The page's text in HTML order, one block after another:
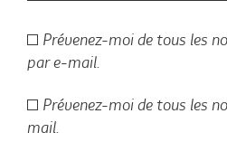
Prévenez-moi de tous les
par e-mail.
Prévenez-moi de tous les
mail.